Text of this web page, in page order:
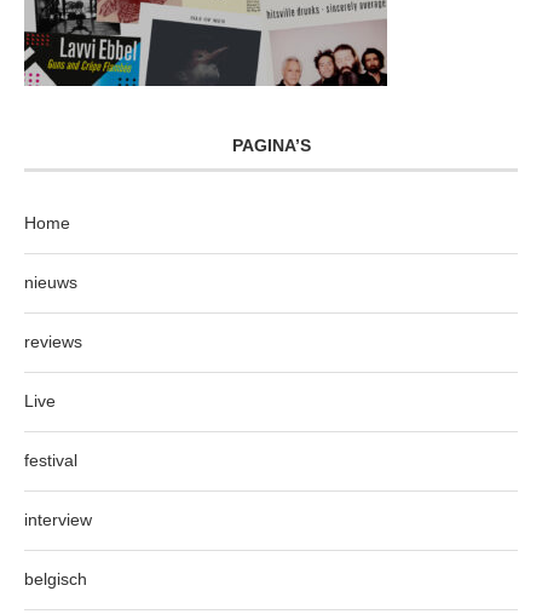
PAGINA’S
Home
nieuws
reviews
Live
festival
interview
belgisch